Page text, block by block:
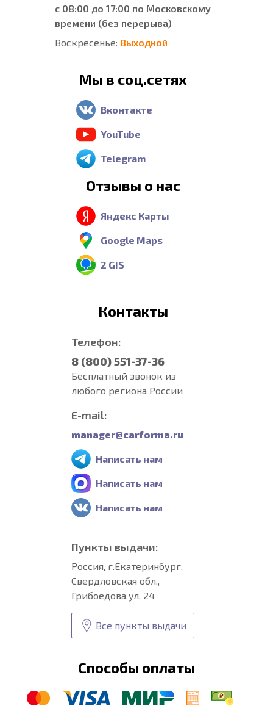
с 08:00 до 17:00 по Московскому
времени (без перерыва)
Воскресенье: Выходной
Мы в соц.сетях
Вконтакте
YouTube
Telegram
Отзывы о нас
Яндекс Карты
Google Maps
2 GIS
Контакты
Телефон:
8 (800) 551-37-36
Бесплатный звонок из
любого региона России
E-mail:
manager@carforma.ru
Написать нам
Написать нам
Написать нам
Пункты выдачи:
Россия, г.Екатеринбург,
Свердловская обл.,
Грибоедова ул, 24
Все пункты выдачи
Способы оплаты